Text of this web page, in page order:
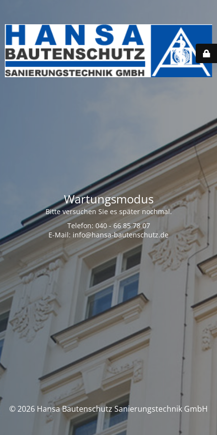
Wartungsmodus
Bitte versuchen Sie es später nochmal.
Telefon: 040 - 66 85 78 07
E-Mail: info@hansa-bautenschutz.de
© 2026 Hansa Bautenschutz Sanierungstechnik GmbH